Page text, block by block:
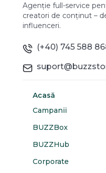
Agenție full-service
creatori de conținut –
influenceri.
(+40) 745 588
Acasă
Campanii
BUZZBox
BUZZHub
Corporate